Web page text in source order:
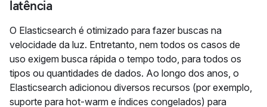
latência
O Elasticsearch é otimizado para fazer buscas na
velocidade da luz. Entretanto, nem todos os casos de
uso exigem busca rápida o tempo todo, para todos os
tipos ou quantidades de dados. Ao longo dos anos, o
Elasticsearch adicionou diversos recursos (por exemplo,
suporte para hot-warm e índices congelados) para